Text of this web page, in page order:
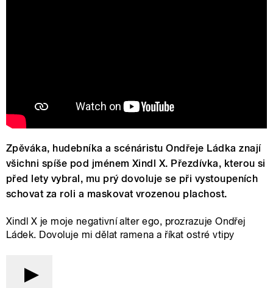
Zpěváka, hudebníka a scénáristu Ondřeje Ládka znají
všichni spíše pod jménem Xindl X. Přezdívka, kterou si
před lety vybral, mu prý dovoluje se při vystoupeních
schovat za roli a maskovat vrozenou plachost.
Xindl X je moje negativní alter ego, prozrazuje Ondřej
Ládek. Dovoluje mi dělat ramena a říkat ostré vtipy